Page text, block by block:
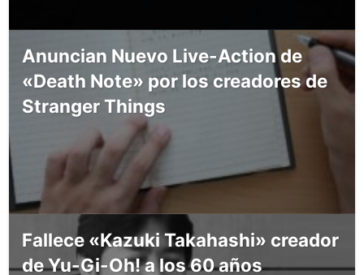
Anuncian Nuevo Live-Action de
«Death Note» por los creadores de
Stranger Things
Fallece «Kazuki Takahashi» creador
de Yu-Gi-Oh! a los 60 años